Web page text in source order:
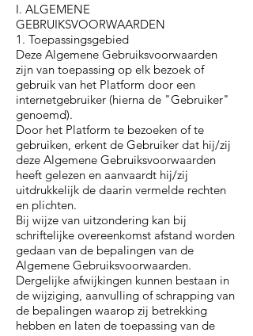
I. ALGEMENE
GEBRUIKSVOORWAARDEN
1. Toepassingsgebied
Deze Algemene Gebruiksvoorwaarden
zijn van toepassing op elk bezoek of
gebruik van het Platform door een
internetgebruiker (hierna de "Gebruiker"
genoemd).
Door het Platform te bezoeken of te
gebruiken, erkent de Gebruiker dat hij/zij
deze Algemene Gebruiksvoorwaarden
heeft gelezen en aanvaardt hij/zij
uitdrukkelijk de daarin vermelde rechten
en plichten.
Bij wijze van uitzondering kan bij
schriftelijke overeenkomst afstand worden
gedaan van de bepalingen van de
Algemene Gebruiksvoorwaarden.
Dergelijke afwijkingen kunnen bestaan in
de wijziging, aanvulling of schrapping van
de bepalingen waarop zij betrekking
hebben en laten de toepassing van de